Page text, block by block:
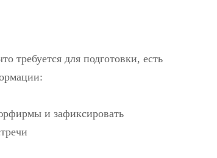
требуется для подготовки, есть
и зафиксировать